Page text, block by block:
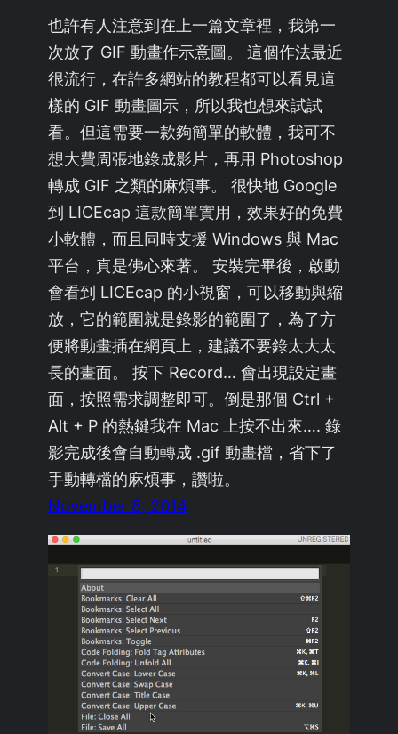
也許有人注意到在上一篇文章裡，我第一
次放了 GIF 動畫作示意圖。 這個作法最近
很流行，在許多網站的教程都可以看見這
樣的 GIF 動畫圖示，所以我也想來試試
看。但這需要一款夠簡單的軟體，我可不
想大費周張地錄成影片，再用 Photoshop
轉成 GIF 之類的麻煩事。 很快地 Google
到 LICEcap 這款簡單實用，效果好的免費
小軟體，而且同時支援 Windows 與 Mac
平台，真是佛心來著。 安裝完畢後，啟動
會看到 LICEcap 的小視窗，可以移動與縮
放，它的範圍就是錄影的範圍了，為了方
便將動畫插在網頁上，建議不要錄太大太
長的畫面。 按下 Record… 會出現設定畫
面，按照需求調整即可。倒是那個 Ctrl +
Alt + P 的熱鍵我在 Mac 上按不出來…. 錄
影完成後會自動轉成 .gif 動畫檔，省下了
手動轉檔的麻煩事，讚啦。
November 8, 2014